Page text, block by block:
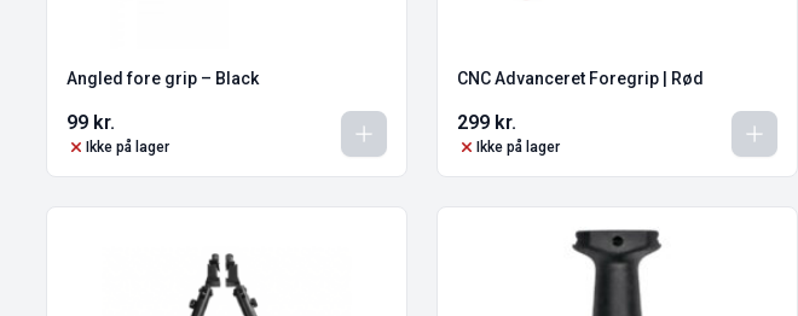
Angled fore grip – Black
99 kr.
Ikke på lager
CNC Advanceret Foregrip | Rød
299 kr.
Ikke på lager